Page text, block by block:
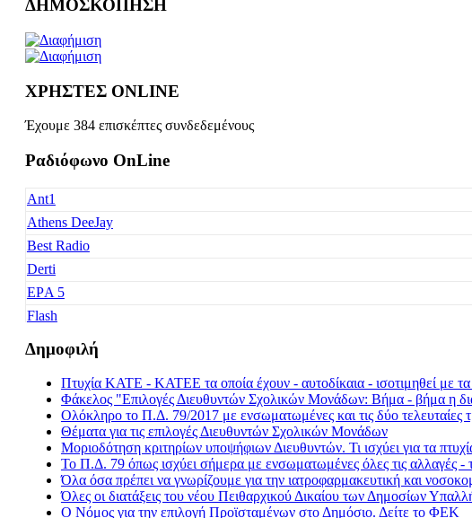
ΔΗΜΟΣΚΟΠΗΣΗ
ΧΡΗΣΤΕΣ ONLINE
Έχουμε 384 επισκέπτες συνδεδεμένους
Ραδιόφωνο OnLine
Ant1
Athens DeeJay
Best Radio
Derti
EΡA 5
Flash
Fresh Music
Galaxy 92
Happy Radio
Je t' aime
Kiss FM
Kosmos
Love Radio
Δημοφιλή
Πτυχία ΚΑΤΕ - ΚΑΤΕΕ τα οποία έχουν - αυτοδίκαια - ισοτιμηθεί με
Φάκελος "Επιλογές Διευθυντών Σχολικών Μονάδων: Βήμα - βήμα η
Ολόκληρο το Π.Δ. 79/2017 με ενσωματωμένες και τις δύο τελευταίες
Θέματα για τις επιλογές Διευθυντών Σχολικών Μονάδων
Μοριοδότηση κριτηρίων υποψήφιων Διευθυντών. Τι ισχύει για τα
Το Π.Δ. 79 όπως ισχύει σήμερα με ενσωματωμένες όλες τις αλλαγές -
Όλα όσα πρέπει να γνωρίζουμε για την ιατροφαρμακευτική και
Όλες οι διατάξεις του νέου Πειθαρχικού Δικαίου των Δημοσίων
Ο Νόμος για την επιλογή Προϊσταμένων στο Δημόσιο. Δείτε το ΦΕΚ